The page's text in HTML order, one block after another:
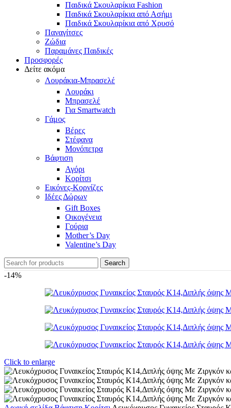
Παιδικά Σκουλαρίκια Fashion
Παιδικά Σκουλαρίκια από Ασήμι
Παιδικά Σκουλαρίκια από Χρυσό
Παναγίτσες
Ζώδια
Παραμάνες Παιδικές
Προσφορές
Δείτε ακόμα
Λουράκια-Μπρασελέ
Λουράκι
Μπρασελέ
Για Smartwatch
Γάμος
Βέρες
Στέφανα
Μονόπετρα
Βάφτιση
Αγόρι
Κορίτσι
Εικόνες-Κορνίζες
Ιδέες Δώρων
Gift Boxes
Οικογένεια
Γούρια
Mother’s Day
Valentine’s Day
Search
-14%
Click to enlarge